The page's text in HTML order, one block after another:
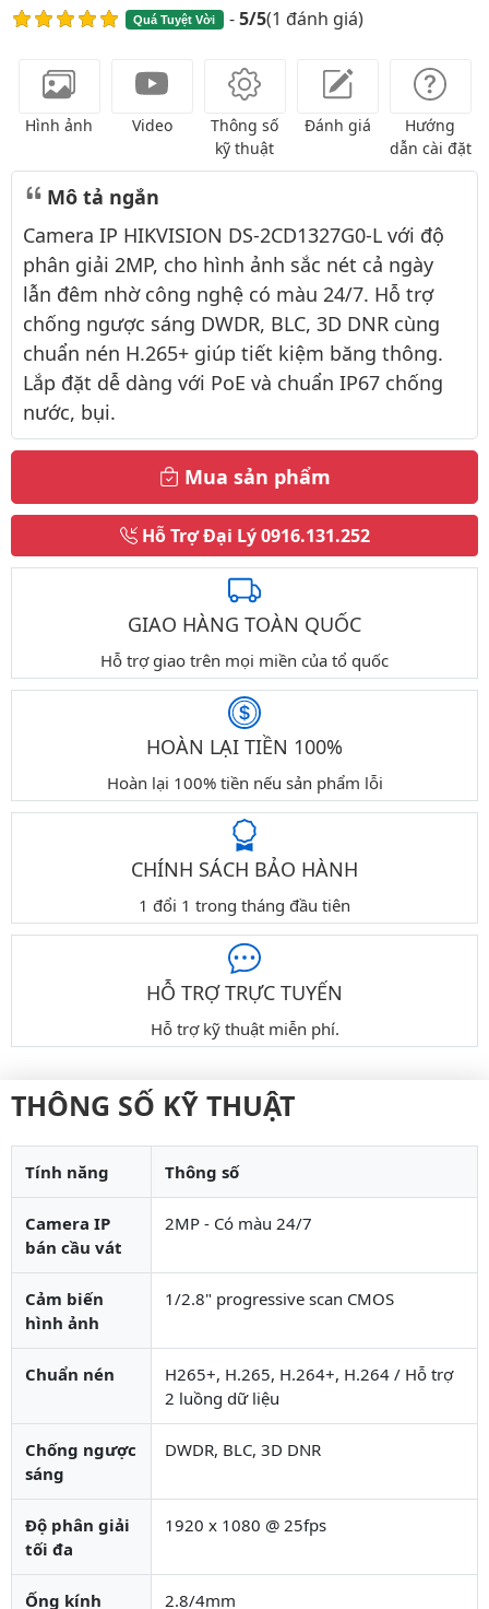
Quá Tuyệt Vời -5/5(1 đánh giá)
Hình ảnh Video
Thông số
kỹ thuật
Đánh giá
Hướng
dẫn cài đặt
Mô tả ngắn
Camera IP HIKVISION DS-2CD1327G0-L với độ
phân giải 2MP, cho hình ảnh sắc nét cả ngày
lẫn đêm nhờ công nghệ có màu 24/7. Hỗ trợ
chống ngược sáng DWDR, BLC, 3D DNR cùng
chuẩn nén H.265+ giúp tiết kiệm băng thông.
Lắp đặt dễ dàng với PoE và chuẩn IP67 chống
nước, bụi.
Mua sản phẩm
Hỗ Trợ Đại Lý0916.131.252
GIAO HÀNG TOÀN QUỐC
Hỗ trợ giao trên mọi miền của tổ quốc
HOÀN LẠI TIỀN 100%
Hoàn lại 100% tiền nếu sản phẩm lỗi
CHÍNH SÁCH BẢO HÀNH
1 đổi 1 trong tháng đầu tiên
HỖ TRỢ TRỰC TUYẾN
Hỗ trợ kỹ thuật miễn phí.
THÔNG SỐ KỸ THUẬT
Tính năng Thông số
Camera IP
bán cầu vát
2MP - Có màu 24/7
Cảm biến
hình ảnh
1/2.8" progressive scan CMOS
Chuẩn nén
H265+, H.265, H.264+, H.264 / Hỗ trợ
2 luồng dữ liệu
Chống ngược
sáng
DWDR, BLC, 3D DNR
Độ phân giải
tối đa
1920 x 1080 @ 25fps
Ống kính 2.8/4mm